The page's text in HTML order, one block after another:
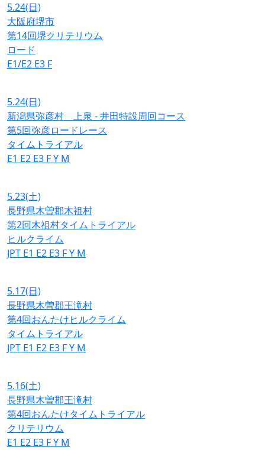
5.24(日)
大阪府堺市
第14回堺クリテリウム
ロード
E1/E2 E3 F
5.24(日)
新潟県弥彦村 上泉 - 井田特設周回コース
第5回弥彦ロードレース
タイムトライアル
E1 E2 E3 FY M
5.23(土)
長野県木曽郡木祖村
第2回木祖村タイムトライアル
ヒルクライム
JPT E1 E2 E3 FY M
5.17(日)
長野県木曽郡王滝村
第4回おんたけヒルクライム
タイムトライアル
JPT E1 E2 E3 FY M
5.16(土)
長野県木曽郡王滝村
第4回おんたけタイムトライアル
クリテリウム
E1 E2 E3 FY M